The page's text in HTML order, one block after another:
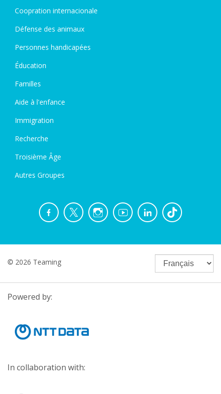
Coopration internacionale
Défense des animaux
Personnes handicapées
Éducation
Familles
Aide à l'enfance
Immigration
Recherche
Troisième Âge
Autres Groupes
© 2026 Teaming
Powered by:
In collaboration with: